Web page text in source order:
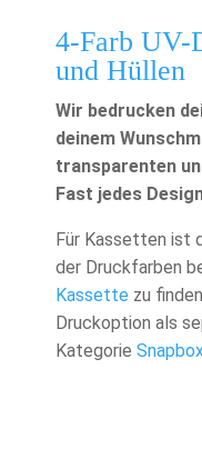
4-Farb UV-
und Hüllen
Wir bedrucken
deinem
transparenten
Fast jedes
Für Kassetten ist
der Druckfarben
Kassette zu
Druckoption als
Kategorie